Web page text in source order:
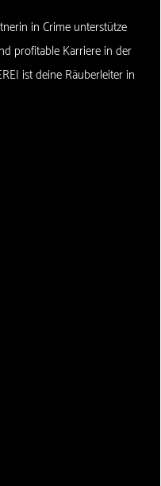
in Crime unterstütze
profitable Karriere in der
ist deine Räuberleiter in